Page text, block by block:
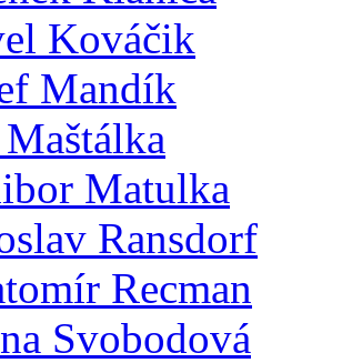
Kováčik
Mandík
Matulka
Ransdorf
Recman
Svobodová